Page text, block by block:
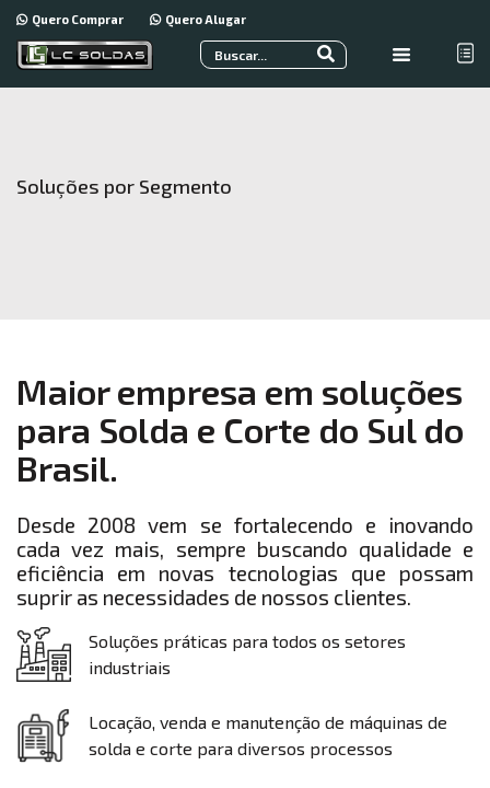
Quero Comprar Quero Alugar
Soluções por Segmento
Maior empresa em soluções
para Solda e Corte do Sul do
Brasil.
Desde 2008 vem se fortalecendo e inovando
cada vez mais, sempre buscando qualidade e
eficiência em novas tecnologias que possam
suprir as necessidades de nossos clientes.
Soluções práticas para todos os setores
industriais
Locação, venda e manutenção de máquinas de
solda e corte para diversos processos